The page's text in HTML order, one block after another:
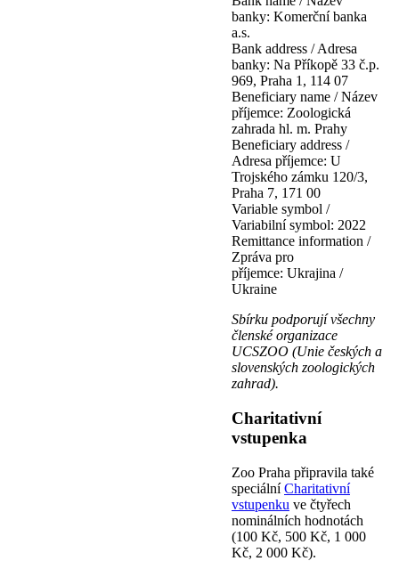
banky: Komerční banka
a.s.
Bank address / Adresa
banky: Na Příkopě 33 č.p.
969, Praha 1, 114 07
Beneficiary name / Název
příjemce: Zoologická
zahrada hl. m. Prahy
Beneficiary address /
Adresa příjemce: U
Trojského zámku 120/3,
Praha 7, 171 00
Variable symbol /
Variabilní symbol: 2022
Remittance information /
Zpráva pro
příjemce: Ukrajina /
Ukraine
Sbírku podporují všechny
členské organizace
UCSZOO (Unie českých a
slovenských zoologických
zahrad).
Charitativní
vstupenka
Zoo Praha připravila také
speciálníCharitativní
vstupenku ve čtyřech
nominálních hodnotách
(100 Kč, 500 Kč, 1 000
Kč, 2 000 Kč).